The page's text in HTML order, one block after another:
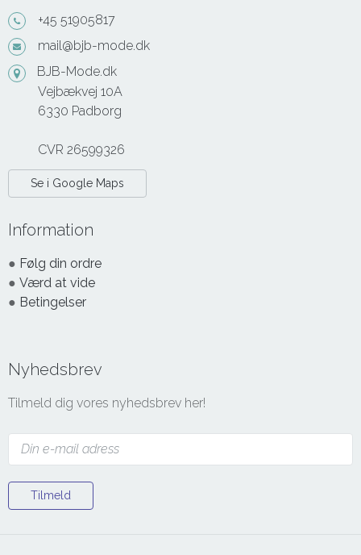
+45 51905817
mail@bjb-mode.dk
BJB-Mode.dk
Vejbækvej 10A
6330 Padborg
CVR 26599326
Se i Google Maps
Information
● Følg din ordre
● Værd at vide
● Betingelser
Nyhedsbrev
Tilmeld dig vores nyhedsbrev her!
Tilmeld